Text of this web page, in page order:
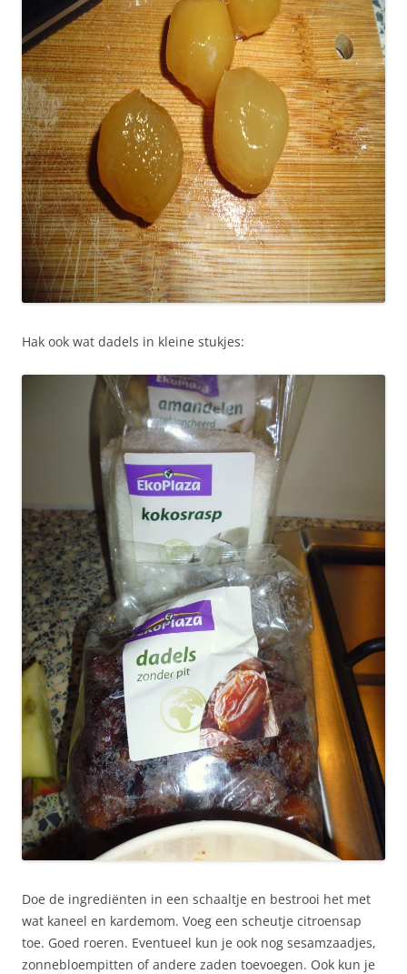
Hak ook wat dadels in kleine stukjes:
Doe de ingrediënten in een schaaltje en bestrooi het met
wat kaneel en kardemom. Voeg een scheutje citroensap
toe. Goed roeren. Eventueel kun je ook nog sesamzaadjes,
zonnebloempitten of andere zaden toevoegen. Ook kun je